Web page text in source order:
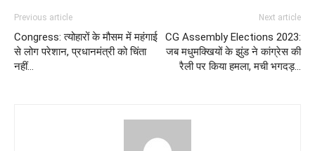
Previous article
Congress: त्योहारों के मौसम में महंगाई
से लोग परेशान, प्रधानमंत्री को चिंता
नहीं…
Next article
CG Assembly Elections 2023:
जब मधुमक्खियों के झुंड ने कांग्रेस की
रैली पर किया हमला, मची भगदड़…